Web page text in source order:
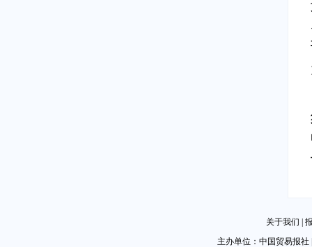
关于我们
主办单位：中国贸易报